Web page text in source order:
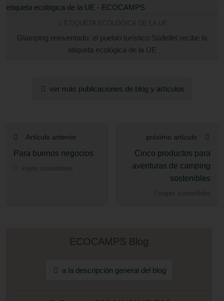
Glamping reinventado: el pueblo turístico Südeifel recibe la
etiqueta ecológica de la UE
ver más publicaciones de blog y artículos
Artículo anterior
Para buenos negocios
próximo artículo
Cinco productos para
aventuras de camping
sostenibles
ECOCAMPS Blog
a la descripción general del blog